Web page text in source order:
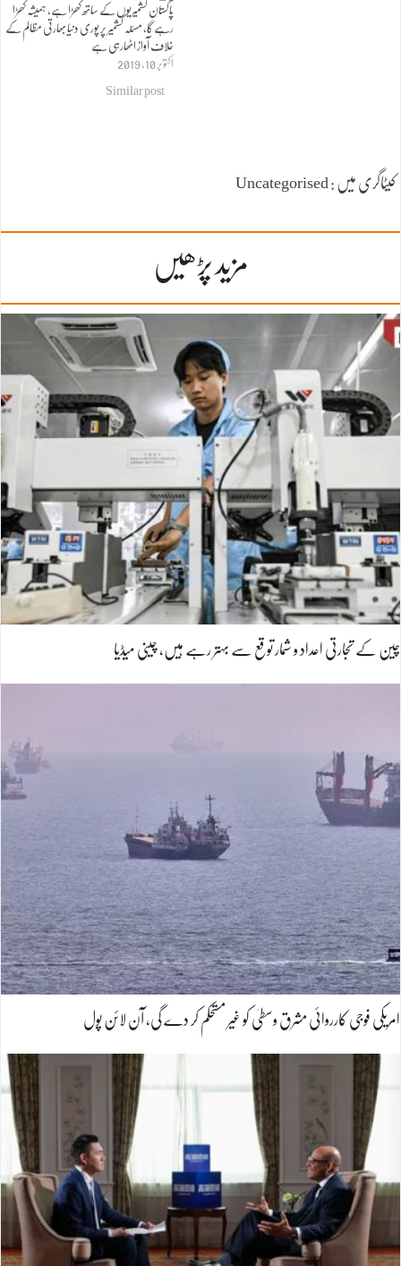
پاکستان کشمیریوں کے ساتھ کھڑا ہے، ہمیشہ کھڑا
رہے گا، مسئلہ کشمیر پر پوری دنیا بھارتی مظالم کے
خلاف آواز اٹھارہی ہے
اکتوبر 10, 2019
Similar post
کیٹاگری میں : Uncategorised
مزید پڑھیں
چین کے تجارتی اعداد و شمار توقع سے بہتر رہے ہیں، چینی میڈیا
امریکی فوجی کارروائی مشرق وسطیٰ کو غیر مستحکم کر دے گی، آن لائن پول